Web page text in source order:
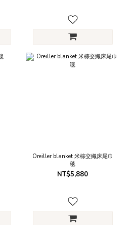
Oreiller blanket 米棕交織床尾巾
毯
NT$5,880